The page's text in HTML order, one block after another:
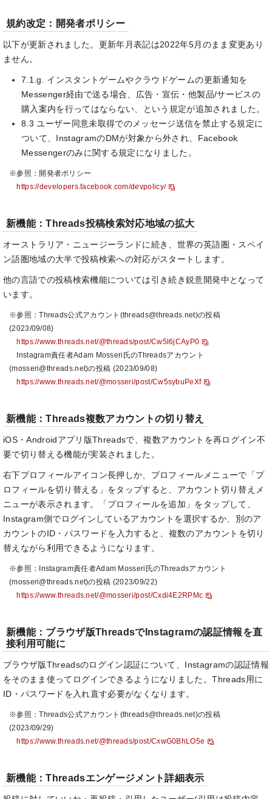
規約改定：開発者ポリシー
以下が更新されました。更新年月表記は2022年5月のまま変更あり
ません。
7.1.g. インスタントゲームやクラウドゲームの更新通知を
Messenger経由で送る場合、広告・宣伝・他製品/サービスの
購入案内を行ってはならない、という規定が追加されました。
8.3 ユーザー同意未取得でのメッセージ送信を禁止する規定に
ついて、InstagramのDMが対象から外され、Facebook
Messengerのみに関する規定になりました。
※参照：開発者ポリシー
https://developers.facebook.com/devpolicy/
新機能：Threads投稿検索対応地域の拡大
オーストラリア・ニュージーランドに続き、世界の英語圏・スペイ
ン語圏地域の大半で投稿検索への対応がスタートします。
他の言語での投稿検索機能については引き続き鋭意開発中となって
います。
※参照：Threads公式アカウント(threads@threads.net)の投稿
(2023/09/08)
https://www.threads.net/@threads/post/Cw5l6jCAyP0
Instagram責任者Adam Mosseri氏のThreadsアカウント
(mosseri@threads.net)の投稿 (2023/09/08)
https://www.threads.net/@mosseri/post/Cw5sybuPeXf
新機能：Threads複数アカウントの切り替え
iOS・Androidアプリ版Threadsで、複数アカウントを再ログイン不
要で切り替える機能が実装されました。
右下プロフィールアイコン長押しか、プロフィールメニューで「プ
ロフィールを切り替える」をタップすると、アカウント切り替えメ
ニューが表示されます。「プロフィールを追加」をタップして、
Instagram側でログインしているアカウントを選択するか、別のア
カウントのID・パスワードを入力すると、複数のアカウントを切り
替えながら利用できるようになります。
※参照：Instagram責任者Adam Mosseri氏のThreadsアカウント
(mosseri@threads.net)の投稿 (2023/09/22)
https://www.threads.net/@mosseri/post/Cxdi4E2RPMc
新機能：ブラウザ版ThreadsでInstagramの認証情報を直
接利用可能に
ブラウザ版Threadsのログイン認証について、Instagramの認証情報
をそのまま使ってログインできるようになりました。Threads用に
ID・パスワードを入れ直す必要がなくなります。
※参照：Threads公式アカウント(threads@threads.net)の投稿
(2023/09/29)
https://www.threads.net/@threads/post/CxwG0BhLO5e
新機能：Threadsエンゲージメント詳細表示